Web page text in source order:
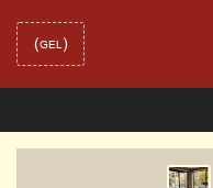
(GEL )